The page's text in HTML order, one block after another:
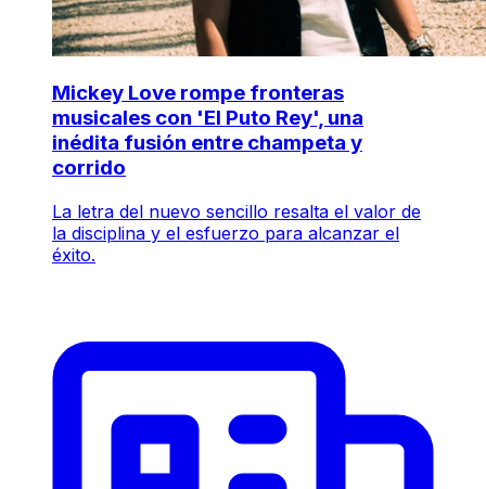
Mickey Love rompe fronteras
musicales con 'El Puto Rey', una
inédita fusión entre champeta y
corrido
La letra del nuevo sencillo resalta el valor de
la disciplina y el esfuerzo para alcanzar el
éxito.